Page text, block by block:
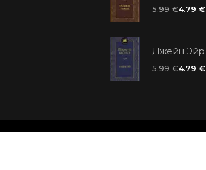
5.99 €4.79 €
Джейн Эйр
5.99 €4.79 €